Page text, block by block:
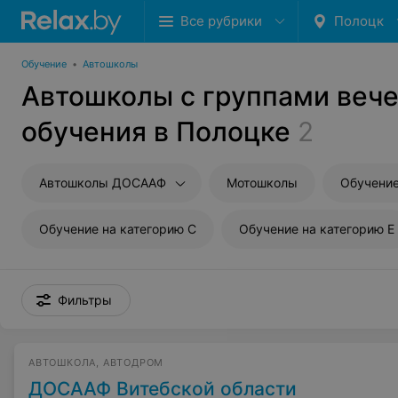
Все рубрики Полоцк
Обучение • Автошколы
Автошколы с группами
обучения в Полоцке 2
Автошколы ДОСААФ Мотошколы
Обучение на категорию C Обучение на категорию E
Фильтры
АВТОШКОЛА, АВТОДРОМ
ДОСААФ Витебской области